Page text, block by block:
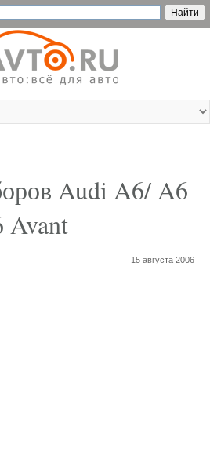
Audi A6/ A6
Avant
15 августа 2006